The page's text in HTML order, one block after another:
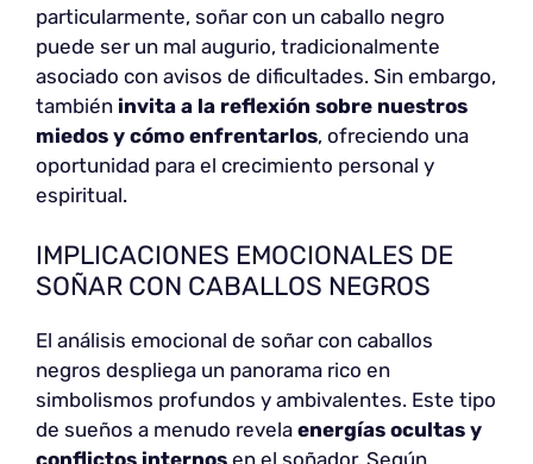
particularmente, soñar con un caballo negro
puede ser un mal augurio, tradicionalmente
asociado con avisos de dificultades. Sin embargo,
también invita a la reflexión sobre nuestros
miedos y cómo enfrentarlos, ofreciendo una
oportunidad para el crecimiento personal y
espiritual.
IMPLICACIONES EMOCIONALES DE
SOÑAR CON CABALLOS NEGROS
El análisis emocional de soñar con caballos
negros despliega un panorama rico en
simbolismos profundos y ambivalentes. Este tipo
de sueños a menudo revela energías ocultas y